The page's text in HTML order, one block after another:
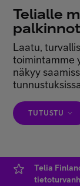
Töissä Telialla
Medialle
Telialle
palkinnot
Laatu,
toimintamme
näkyy
TUTUSTU
Telia